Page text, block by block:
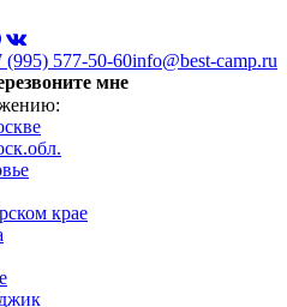
(995) 577-50-60info@best-camp.ru
мне
крае